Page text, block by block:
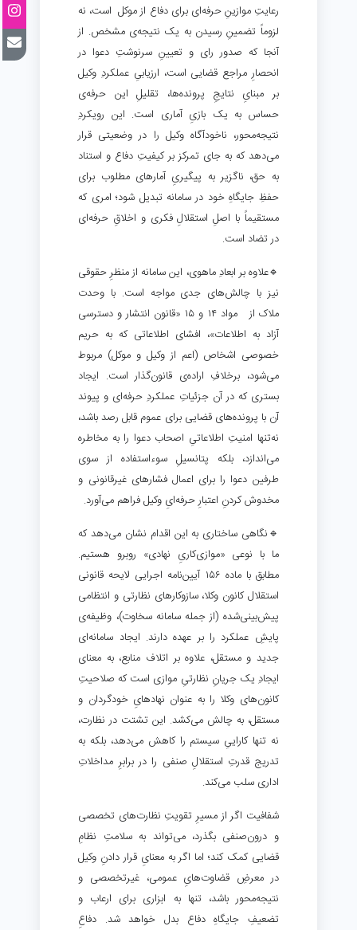
رعایتِ موازینِ حرفه‌ای برای دفاع از موکل است، نه
لزوماً تضمینِ رسیدن به یک نتیجه‌ی مشخص. از
آنجا که صدور رای و تعیینِ سرنوشتِ دعوا در
انحصارِ مراجع قضایی است، ارزیابیِ عملکردِ وکیل
بر مبنایِ نتایجِ پرونده‌ها، تقلیلِ این حرفه‌ی
حساس به یک بازیِ آماری است. این رویکردِ
نتیجه‌محور، ناخودآگاه وکیل را در وضعیتی قرار
می‌دهد که به جای تمرکز بر کیفیتِ دفاع و استناد
به حق، ناگزیر به پیگیریِ آمارهای مطلوب برای
حفظِ جایگاهِ خود در سامانه تبدیل شود؛ امری که
مستقیماً با اصلِ استقلالِ فکری و اخلاقِ حرفه‌ای
در تضاد است.
🔹علاوه بر ابعادِ ماهوی، این سامانه از منظرِ حقوقی
نیز با چالش‌های جدی مواجه است. با وحدت
ملاک از مواد ۱۴ و ۱۵ «قانون انتشار و دسترسی
آزاد به اطلاعات»، افشای اطلاعاتی که به حریم
خصوصی اشخاص (اعم از وکیل و موکل) مربوط
می‌شود، برخلافِ اراده‌ی قانون‌گذار است. ایجاد
بستری که در آن جزئیاتِ عملکردِ حرفه‌ای و پیوند
آن با پرونده‌های قضایی برای عموم قابل رصد باشد،
نه‌تنها امنیتِ اطلاعاتیِ اصحاب دعوا را به مخاطره
می‌اندازد، بلکه پتانسیلِ سوءاستفاده از سوی
طرفین دعوا را برای اعمال فشارهای غیرقانونی و
مخدوش کردنِ اعتبارِ حرفه‌ایِ وکیل فراهم می‌آورد.
🔹نگاهی ساختاری به این اقدام نشان می‌دهد که
ما با نوعی «موازی‌کاریِ نهادی» روبرو هستیم.
مطابق با ماده ۱۵۶ آیین‌نامه اجرایی لایحه قانونی
استقلال کانون وکلا، سازوکارهای نظارتی و انتظامی
پیش‌بینی‌شده (از جمله سامانه سخاوت)، وظیفه‌ی
پایشِ عملکرد را بر عهده دارند. ایجاد سامانه‌ای
جدید و مستقل، علاوه بر اتلاف منابع، به معنای
ایجادِ یک جریانِ نظارتیِ موازی است که صلاحیتِ
کانون‌های وکلا را به عنوان نهادهایِ خودگردان و
مستقل، به چالش می‌کشد. این تشتت در نظارت،
نه تنها کاراییِ سیستم را کاهش می‌دهد، بلکه به
تدریج قدرتِ استقلالِ صنفی را در برابرِ مداخلاتِ
اداری سلب می‌کند.
شفافیت اگر از مسیرِ تقویتِ نظارت‌های تخصصی
و درون‌صنفی بگذرد، می‌تواند به سلامتِ نظامِ
قضایی کمک کند؛ اما اگر به معنایِ قرار دادنِ وکیل
در معرضِ قضاوت‌هایِ عمومی، غیرتخصصی و
نتیجه‌محور باشد، تنها به ابزاری برای ارعاب و
تضعیفِ جایگاهِ دفاع بدل خواهد شد. دفاعِ